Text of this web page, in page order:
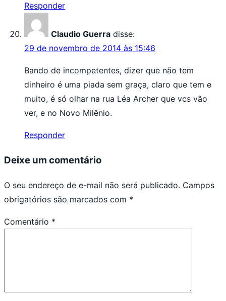
Responder
Claudio Guerra disse:
29 de novembro de 2014 às 15:46
Bando de incompetentes, dizer que não tem
dinheiro é uma piada sem graça, claro que tem e
muito, é só olhar na rua Léa Archer que vcs vão
ver, e no Novo Milênio.
Responder
Deixe um comentário
O seu endereço de e-mail não será publicado. Campos
obrigatórios são marcados com *
Comentário *